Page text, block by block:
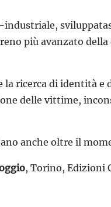
più avanzato
ricerca di identità e
delle vittime,
anche oltre il
, Torino, Edizioni